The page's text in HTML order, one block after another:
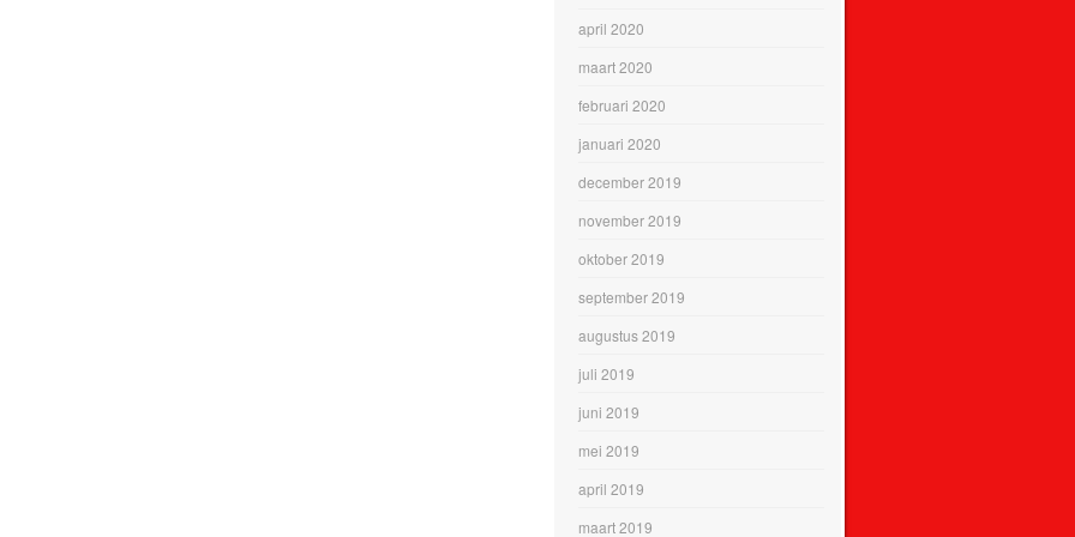
april 2020
maart 2020
februari 2020
januari 2020
december 2019
november 2019
oktober 2019
september 2019
augustus 2019
juli 2019
juni 2019
mei 2019
april 2019
maart 2019